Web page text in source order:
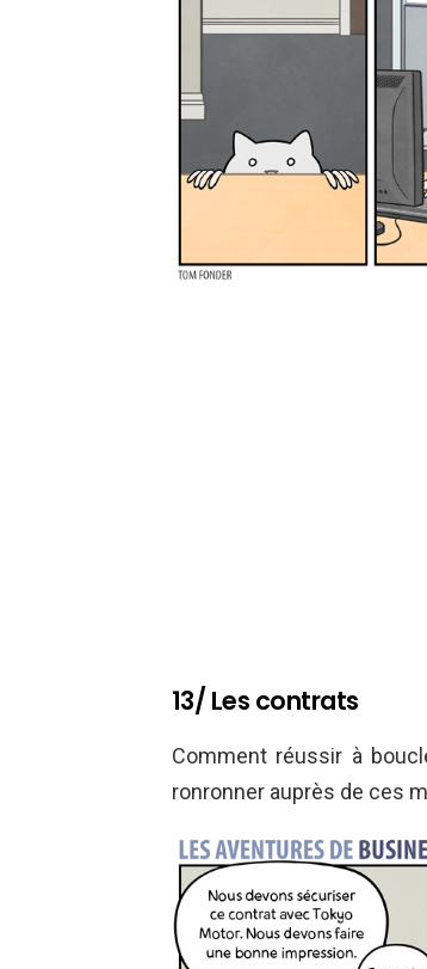
13/ Les contrats
Comment réussir à
ronronner auprès de ces